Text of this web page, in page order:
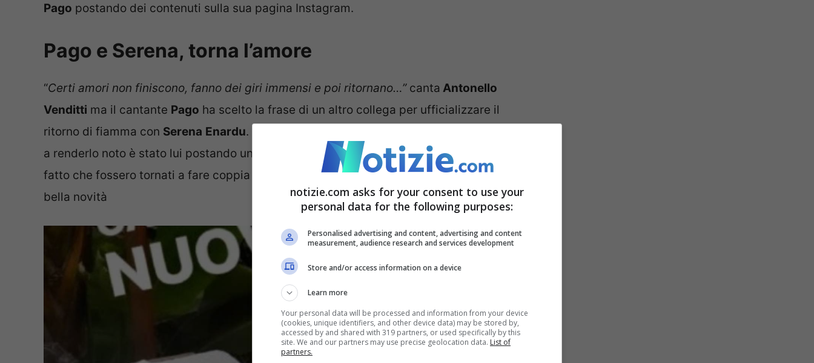
Pago postando dei contenuti sulla sua pagina Instagram.
Pago e Serena, torna l’amore
“Certi amori non finiscono, fanno dei giri immensi e poi ritornano…”canta Antonello
Venditti ma il cantante Pago ha scelto la frase di un altro collega per ufficializzare il
ritorno di fiamma con Serena Enardu. I due, dopo una lunga pausa, si sono riavvicinati e
a renderlo noto è stato lui postando una storia IG. Già da qualche tempo si parlava del
fatto che fossero tornati a fare coppia fissa, ma soltanto ora hanno rotto il silenzio sulla
bella novità
notizie.com asks for your consent to use your
personal data for the following purposes:
Personalised advertising and content, advertising and content
measurement, audience research and services development
Store and/or access information on a device
Learn more
Your personal data will be processed and information from your device
(cookies, unique identifiers, and other device data) may be stored by,
accessed by and shared with 319 partners, or used specifically by this
site. We and our partners may use precise geolocation data. List of
partners.